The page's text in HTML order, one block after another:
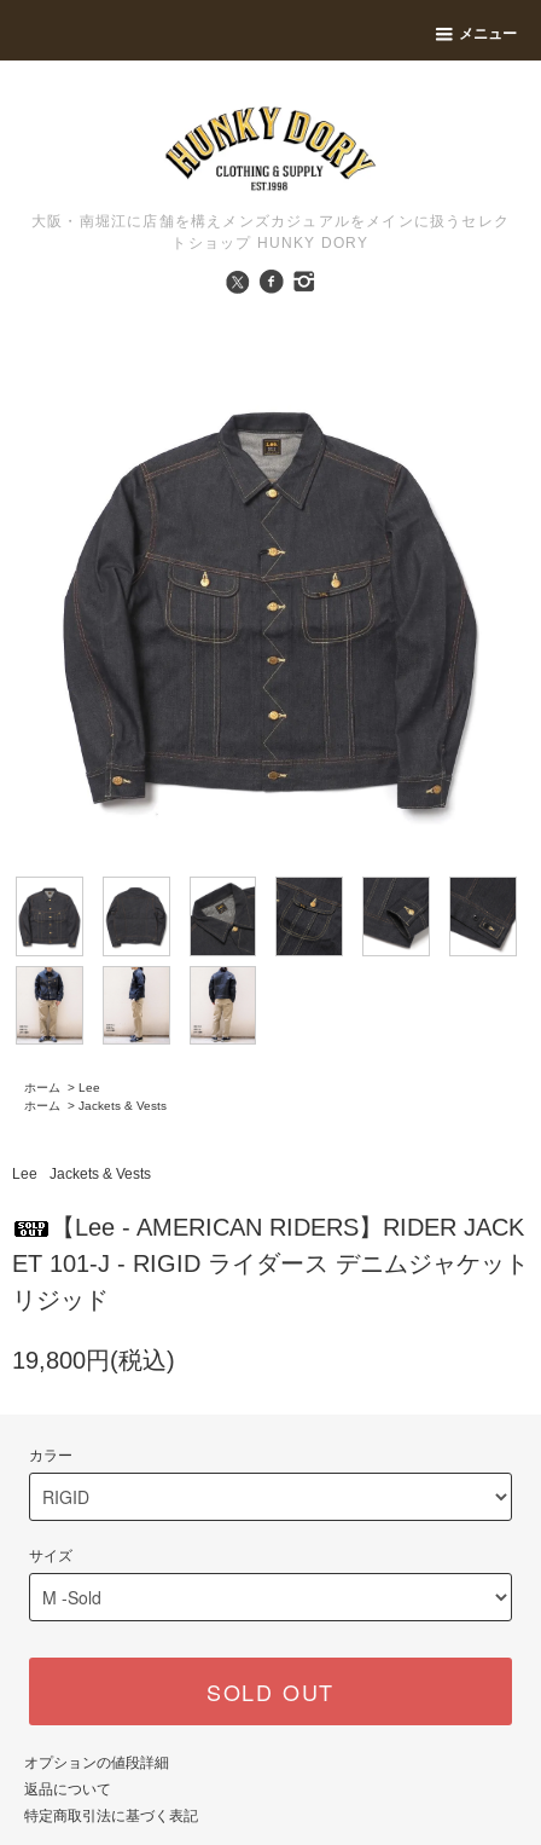
メニュー
大阪・南堀江に店舗を構えメンズカジュアルをメインに扱うセレク
トショップ HUNKY DORY
ホーム > Lee
ホーム
> Jackets & Vests
Lee Jackets & Vests
【Lee - AMERICAN RIDERS】RIDER JACK
ET 101-J - RIGID ライダース デニムジャケット
リジッド
19,800円(税込)
カラー
サイズ
SOLD OUT
オプションの値段詳細
返品について
特定商取引法に基づく表記